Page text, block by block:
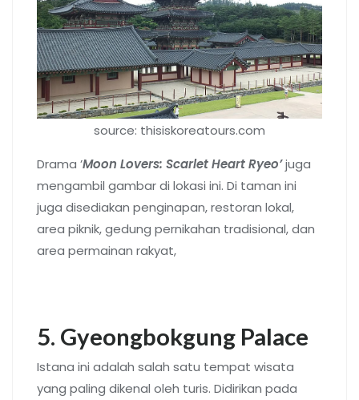
source: thisiskoreatours.com
Drama ’Moon Lovers: Scarlet Heart Ryeo’juga
mengambil gambar di lokasi ini. Di taman ini
juga disediakan penginapan, restoran lokal,
area piknik, gedung pernikahan tradisional, dan
area permainan rakyat,
5. Gyeongbokgung Palace
Istana ini adalah salah satu tempat wisata
yang paling dikenal oleh turis. Didirikan pada